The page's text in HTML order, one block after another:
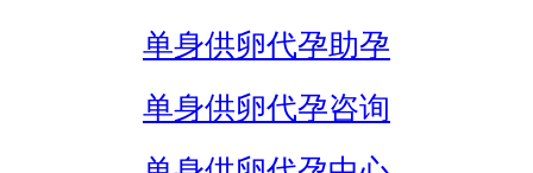
单身供卵代孕助孕
单身供卵代孕咨询